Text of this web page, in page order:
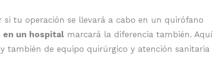
si tu operación se llevará a cabo en un quirófano
en un hospital marcará la diferencia también. Aquí
también de equipo quirúrgico y atención sanitaria